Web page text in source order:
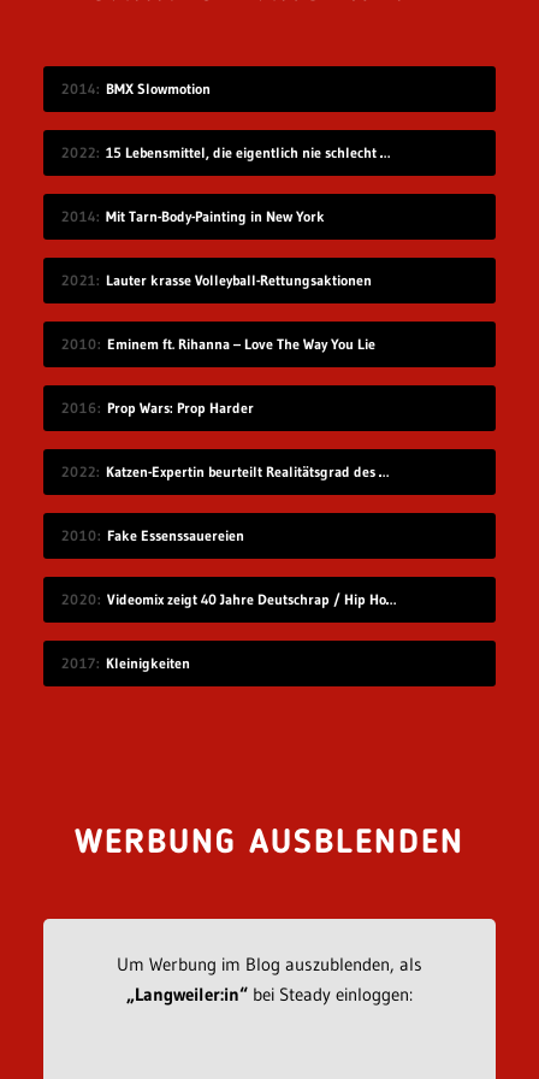
2014 BMX Slowmotion
2022 15 Lebensmittel, die eigentlich nie schlecht werden
2014 Mit Tarn-Body-Painting in New York
2021 Lauter krasse Volleyball-Rettungsaktionen
2010 Eminem ft. Rihanna – Love The Way You Lie
2016 Prop Wars: Prop Harder
2022 Katzen-Expertin beurteilt Realitätsgrad des Verhaltens in „Stray“
2010 Fake Essenssauereien
2020 Videomix zeigt 40 Jahre Deutschrap / Hip Hop in 7:30 Minuten
2017 Kleinigkeiten
WERBUNG AUSBLENDEN
Um Werbung im Blog auszublenden, als
„Langweiler:in“bei Steady einloggen: